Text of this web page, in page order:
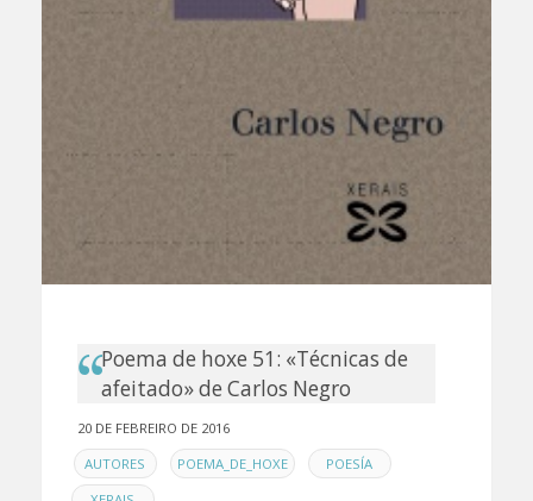
Poema de hoxe 51: «Técnicas de
afeitado» de Carlos Negro
20 DE FEBREIRO DE 2016
EN AUTORES , POEMA_DE_HOXE , POESÍA ,